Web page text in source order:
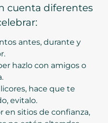
cuenta diferentes
antes, durante y
hazlo con amigos o
hace que te
evitalo.
en sitios de confianza,